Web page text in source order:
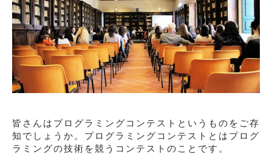
皆さんはプログラミングコンテストというものをご存
知でしょうか。プログラミングコンテストとはプログ
ラミングの技術を競うコンテストのことです。